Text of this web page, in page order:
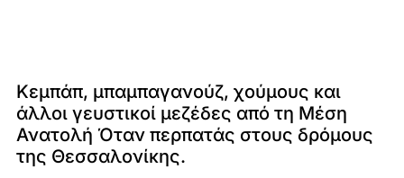
Κεμπάπ, μπαμπαγανούζ, χούμους και
άλλοι γευστικοί μεζέδες από τη Μέση
Ανατολή Όταν περπατάς στους δρόμους
της Θεσσαλονίκης.